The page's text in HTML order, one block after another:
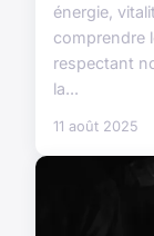
énergie,
comprendre
respectant
la...
11 août 2025